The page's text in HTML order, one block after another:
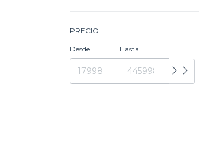
PRECIO
Desde Hasta